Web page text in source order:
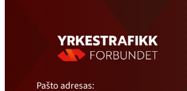
Pašto adresas: